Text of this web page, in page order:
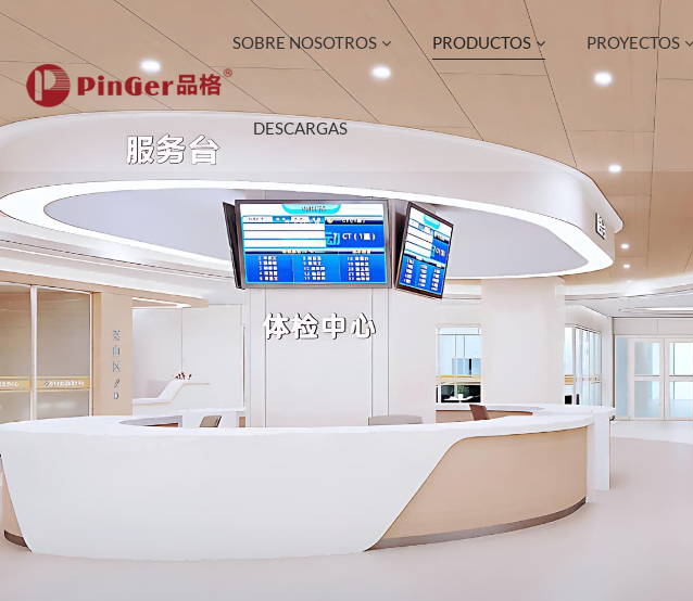
SOBRE NOSOTROS PRODUCTOS PROYECTOS
DESCARGAS